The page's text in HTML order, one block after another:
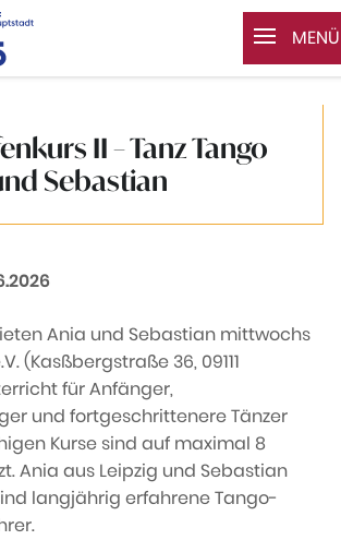
MENÜ
II – Tanz Tango
Sebastian
Ania und Sebastian mittwochs
(Kasßbergstraße 36, 09111
für Anfänger,
und fortgeschrittenere Tänzer
Kurse sind auf maximal 8
Ania aus Leipzig und Sebastian
langjährig erfahrene Tango-